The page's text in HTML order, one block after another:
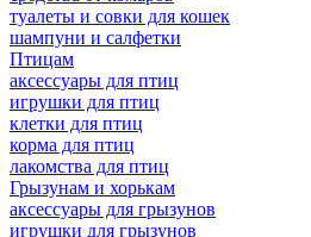
туалеты и совки для кошек
шампуни и салфетки
Птицам
аксессуары для птиц
игрушки для птиц
клетки для птиц
корма для птиц
лакомства для птиц
Грызунам и хорькам
аксессуары для грызунов
игрушки для грызунов